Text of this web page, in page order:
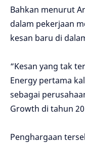
Bahkan menurut
dalam pekerjaan
kesan baru di
“Kesan yang tak
Energy pertama
sebagai
Growth di tahun
Penghargaan